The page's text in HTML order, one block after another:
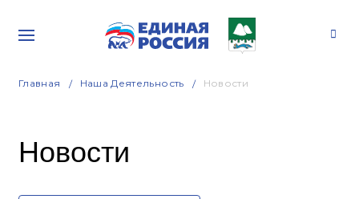
Главная Наша Деятельность Новости
Новости